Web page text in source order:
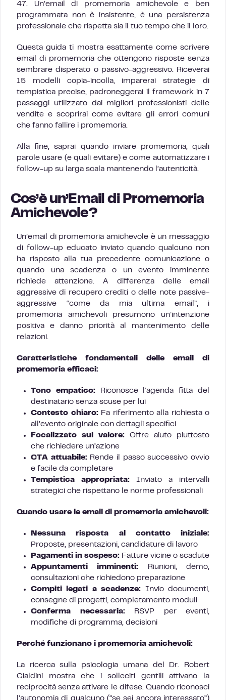
47. Un’email di promemoria amichevole e ben
programmata non è insistente, è una persistenza
professionale che rispetta sia il tuo tempo che il loro.
Questa guida ti mostra esattamente come scrivere
email di promemoria che ottengono risposte senza
sembrare disperato o passivo-aggressivo. Riceverai
15 modelli copia-incolla, imparerai strategie di
tempistica precise, padroneggerai il framework in 7
passaggi utilizzato dai migliori professionisti delle
vendite e scoprirai come evitare gli errori comuni
che fanno fallire i promemoria.
Alla fine, saprai quando inviare promemoria, quali
parole usare (e quali evitare) e come automatizzare i
follow-up su larga scala mantenendo l’autenticità.
Cos’è un’Email di Promemoria
Amichevole?
Un’email di promemoria amichevole è un messaggio
di follow-up educato inviato quando qualcuno non
ha risposto alla tua precedente comunicazione o
quando una scadenza o un evento imminente
richiede attenzione. A differenza delle email
aggressive di recupero crediti o delle note passive-
aggressive “come da mia ultima email”, i
promemoria amichevoli presumono un’intenzione
positiva e danno priorità al mantenimento delle
relazioni.
Caratteristiche fondamentali delle email di
promemoria efficaci:
Tono empatico:Riconosce l’agenda fitta del
destinatario senza scuse per lui
Contesto chiaro:Fa riferimento alla richiesta o
all’evento originale con dettagli specifici
Focalizzato sul valore: Offre aiuto piuttosto
che richiedere un’azione
CTA attuabile:Rende il passo successivo ovvio
e facile da completare
Tempistica appropriata: Inviato a intervalli
strategici che rispettano le norme professionali
Quando usare le email di promemoria amichevoli:
Nessuna risposta al contatto iniziale:
Proposte, presentazioni, candidature di lavoro
Pagamenti in sospeso: Fatture vicine o scadute
Appuntamenti imminenti: Riunioni, demo,
consultazioni che richiedono preparazione
Compiti legati a scadenze: Invio documenti,
consegne di progetti, completamento moduli
Conferma necessaria:RSVP per eventi,
modifiche di programma, decisioni
Perché funzionano i promemoria amichevoli:
La ricerca sulla psicologia umana del Dr. Robert
Cialdini mostra che i solleciti gentili attivano la
reciprocità senza attivare le difese. Quando riconosci
l’autonomia di qualcuno (“se sei ancora interessato”)